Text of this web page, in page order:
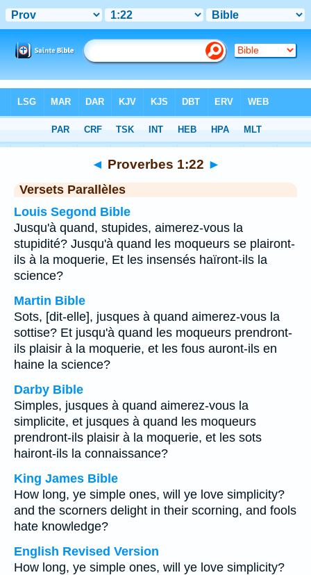
Chapitre 1> Verset 22
◄ Proverbes 1:22 ►
Versets Parallèles
Louis Segond Bible
Jusqu'à quand, stupides, aimerez-vous la
stupidité? Jusqu'à quand les moqueurs se plairont-
ils à la moquerie, Et les insensés haïront-ils la
science?
Martin Bible
Sots, [dit-elle], jusques à quand aimerez-vous la
sottise? Et jusqu'à quand les moqueurs prendront-
ils plaisir à la moquerie, et les fous auront-ils en
haine la science?
Darby Bible
Simples, jusques à quand aimerez-vous la
simplicite, et jusques à quand les moqueurs
prendront-ils plaisir à la moquerie, et les sots
hairont-ils la connaissance?
King James Bible
How long, ye simple ones, will ye love simplicity?
and the scorners delight in their scorning, and fools
hate knowledge?
English Revised Version
How long, ye simple ones, will ye love simplicity?